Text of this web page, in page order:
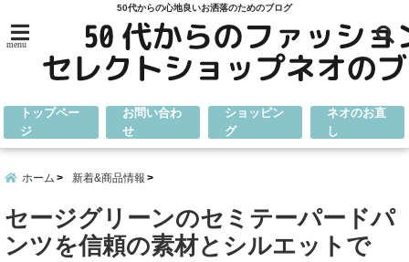
50代からの心地良いお洒落のためのブログ
menu
トップペー
ジ
お問い合わ
せ
ショッピン
グ
ネオのお直
し
ホーム 新着&商品情報
セージグリーンのセミテーパードパ
ンツを信頼の素材とシルエットで